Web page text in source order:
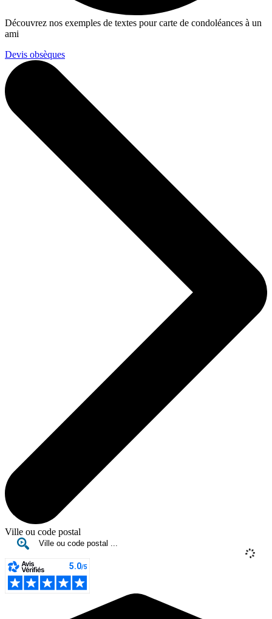
Découvrez nos exemples de textes pour carte de condoléances à un
ami
Devis obsèques
Ville ou code postal